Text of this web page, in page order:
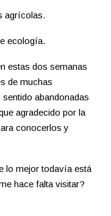
agrícolas.
ecología.
estas dos semanas
de muchas
abandonadas
agradecido por la
conocerlos y
lo mejor todavía está
hace falta visitar?